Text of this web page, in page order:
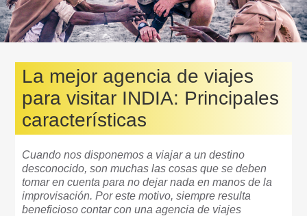
La mejor agencia de viajes
para visitar INDIA: Principales
características
Cuando nos disponemos a viajar a un destino
desconocido, son muchas las cosas que se deben
tomar en cuenta para no dejar nada en manos de la
improvisación. Por este motivo, siempre resulta
beneficioso contar con una agencia de viajes